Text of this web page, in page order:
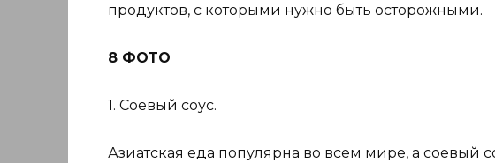
продуктов, с которыми нужно быть осторожными.
8 ФОТО
1. Соевый соус.
Азиатская еда популярна во всем мире, а соевый